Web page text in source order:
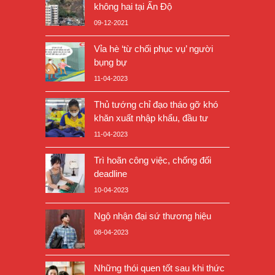
không hai tại Ấn Độ
09-12-2021
Vỉa hè ‘từ chối phục vụ’ người
bụng bự
11-04-2023
Thủ tướng chỉ đạo tháo gỡ khó
khăn xuất nhập khẩu, đầu tư
11-04-2023
Trì hoãn công việc, chống đối
deadline
10-04-2023
Ngộ nhận đại sứ thương hiệu
08-04-2023
Những thói quen tốt sau khi thức